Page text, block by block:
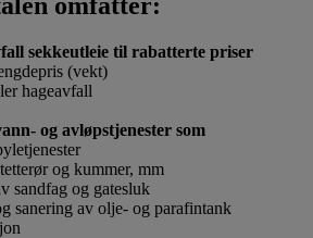
sekkeutleie til rabatterte priser
(vekt)
hageavfall
og avløpstjenester som
og kummer, mm
sandfag og gatesluk
sanering av olje- og parafintank